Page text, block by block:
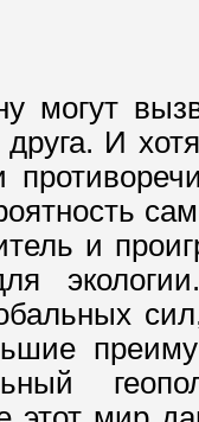
могут
друга. И
и